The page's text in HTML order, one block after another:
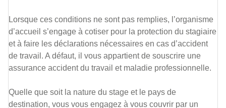
Lorsque ces conditions ne sont pas remplies, l’organisme
d’accueil s’engage à cotiser pour la protection du stagiaire
et à faire les déclarations nécessaires en cas d’accident
de travail. A défaut, il vous appartient de souscrire une
assurance accident du travail et maladie professionnelle.
Quelle que soit la nature du stage et le pays de
destination, vous vous engagez à vous couvrir par un